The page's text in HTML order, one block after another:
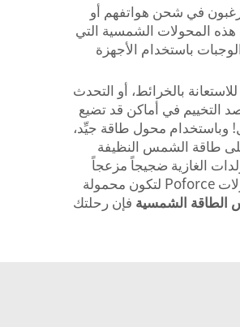
يرغبون في شحن هواتفهم أو
الذي يصبح في غاية الفائدة. وتوفّر شركة Poforce هذه المحولات الشمسية التي
باستخدام الأجهزة
بالخرائط، أو التحدث
التخييم في أماكن قد تضيع
وباستخدام محول طاقة جيِّد،
على طاقة الشمس النظيفة
الغازية ضجيجاً مزعجاً
يخلّ بسلام الطبيعة، أما المحولات الشمسية فتعمل بصمت تام، مما يسمح لك باستماع أصوات الطيور والرياح بشكل أفضل. وأخيراً، صُنعت محولات Poforce لتكون محمولة
الطاقة الشمسية فإن رحلتك